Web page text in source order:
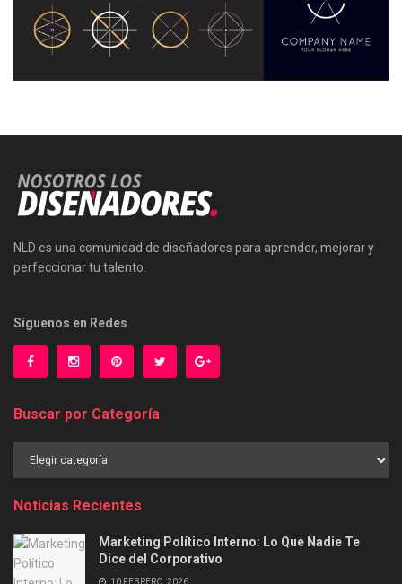
NLD es una comunidad de diseñadores para aprender, mejorar y
perfeccionar tu talento.
Síguenos en Redes
Buscar por Categoría
Noticias Recientes
Marketing Político Interno: Lo Que Nadie Te
Dice del Corporativo
10 FEBRERO, 2026